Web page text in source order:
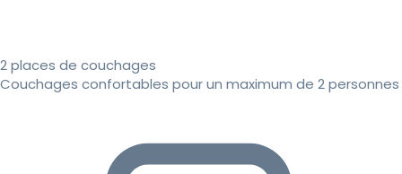
2 places de couchages
Couchages confortables pour un maximum de 2 personnes